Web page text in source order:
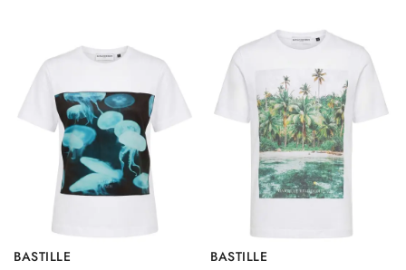
BASTILLE BASTILLE